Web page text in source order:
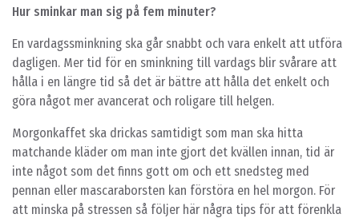
Hur sminkar man sig på fem minuter?
En vardagssminkning ska går snabbt och vara enkelt att utföra
dagligen. Mer tid för en sminkning till vardags blir svårare att
hålla i en längre tid så det är bättre att hålla det enkelt och
göra något mer avancerat och roligare till helgen.
Morgonkaffet ska drickas samtidigt som man ska hitta
matchande kläder om man inte gjort det kvällen innan, tid är
inte något som det finns gott om och ett snedsteg med
pennan eller mascaraborsten kan förstöra en hel morgon. För
att minska på stressen så följer här några tips för att förenkla